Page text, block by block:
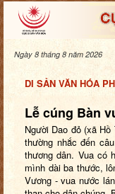
Ngày 8 tháng 8 năm 2026
DI SẢN VĂN HÓA
Lễ cúng Bàn
Người Dao đỏ (xã
thường nhắc đến
thương dân. Vua có
mình dài ba thước,
Vương - vua nước